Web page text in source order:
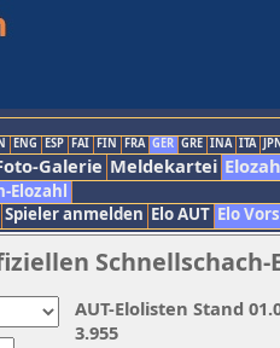
ENG ESP FAI FIN FRA GER GRE INA ITA
Galerie Meldekartei
Elozahl
Spieler anmelden Elo AUT Elo
Schnellschach-
AUT-Elolisten Stand
3.955